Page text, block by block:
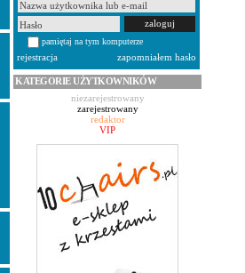
pamiętaj na tym komputerze
rejestracja
zapomniałem hasło
KATEGORIE UŻYTKOWNIKÓW
niezarejestrowany
zarejestrowany
redaktor
VIP